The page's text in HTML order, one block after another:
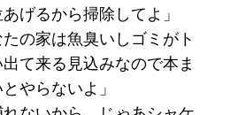
げるから掃除してよ」
の家は魚臭いしゴミがト
て来る見込みなので本ま
やらないよ」